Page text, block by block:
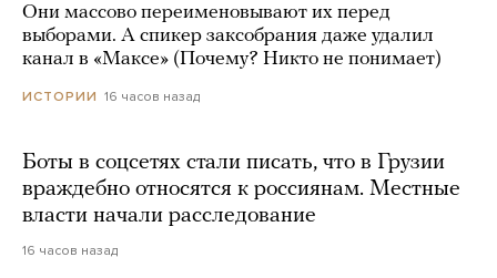
Они массово переименовывают их перед
выборами. А спикер заксобрания даже удалил
канал в «Максе» (Почему? Никто не понимает)
ИСТОРИИ 16 часов назад
Боты в соцсетях стали писать, что в Грузии
враждебно относятся к россиянам. Местные
власти начали расследование
16 часов назад